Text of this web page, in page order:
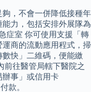
，不會一併降低接種年
力，包括安排外展隊為
症室 你可使用支援「轉
商的流動應用程式，掃
快」二維碼，便能繳
前往醫管局轄下醫院之
事」或信用卡
款。